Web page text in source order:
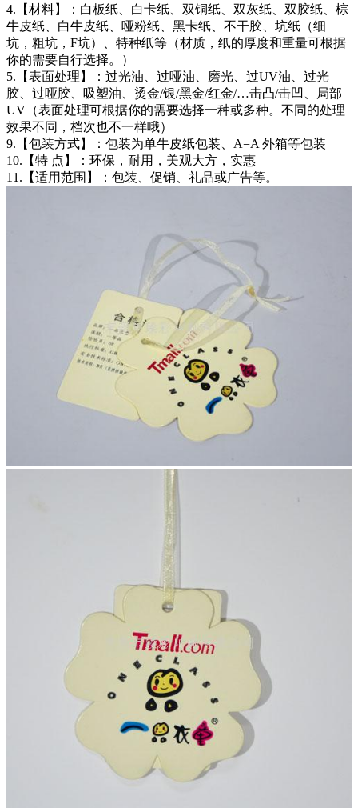
4.【材料】：白板纸、白卡纸、双铜纸、双灰纸、双胶纸、棕
牛皮纸、白牛皮纸、哑粉纸、黑卡纸、不干胶、坑纸（细
坑，粗坑，F坑）、特种纸等（材质，纸的厚度和重量可根据
你的需要自行选择。）
5.【表面处理】：过光油、过哑油、磨光、过UV油、过光
胶、过哑胶、吸塑油、烫金/银/黑金/红金/…击凸/击凹、局部
UV（表面处理可根据你的需要选择一种或多种。不同的处理
效果不同，档次也不一样哦）
9.【包装方式】：包装为单牛皮纸包装、A=A 外箱等包装
10.【特 点】：环保，耐用，美观大方，实惠
11.【适用范围】：包装、促销、礼品或广告等。